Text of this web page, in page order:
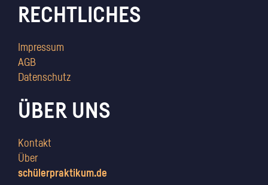
RECHTLICHES
Impressum
AGB
Datenschutz
ÜBER UNS
Kontakt
Über
schülerpraktikum.de